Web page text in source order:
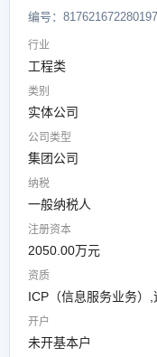
编号：
行业
工程类
类别
实体公司
公司类型
集团公司
纳税
一般纳税人
注册资本
2050.00万元
资质
ICP（信息服务业务）
开户
未开基本户